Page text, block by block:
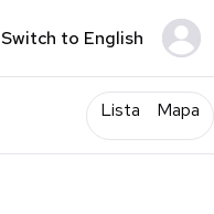
Switch to English
Lista Mapa